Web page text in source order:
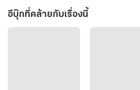
อีบุ๊กที่คล้ายกับเรื่องนี้